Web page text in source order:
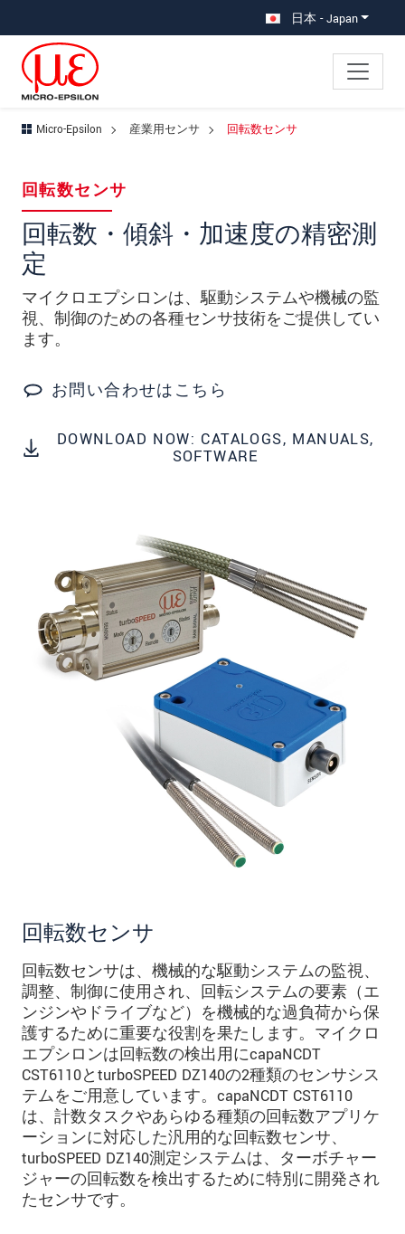
日本 - Japan
Micro-Epsilon 産業用センサ 回転数センサ
回転数センサ
回転数・傾斜・加速度の精密測
定
マイクロエプシロンは、駆動システムや機械の監
視、制御のための各種センサ技術をご提供してい
ます。
お問い合わせはこちら
DOWNLOAD NOW: CATALOGS, MANUALS,
SOFTWARE
回転数センサ
回転数センサは、機械的な駆動システムの監視、
調整、制御に使用され、回転システムの要素（エ
ンジンやドライブなど）を機械的な過負荷から保
護するために重要な役割を果たします。マイクロ
エプシロンは回転数の検出用にcapaNCDT
CST6110とturboSPEED DZ140の2種類のセンサシス
テムをご用意しています。capaNCDT CST6110
は、計数タスクやあらゆる種類の回転数アプリケ
ーションに対応した汎用的な回転数センサ、
turboSPEED DZ140測定システムは、ターボチャー
ジャーの回転数を検出するために特別に開発され
たセンサです。
あなたのリクエスト 回転数センサ
名*
会社名*
所在地
郵便番号
メールアドレ
メッセージ*
ご連絡願います
印刷された製品カタログを送ってくだ
直接訪問してほしい
私たちはお客様の個人情報を内密に扱います。
個人情報に関するプライバシーステートメント
メッセージを送信する